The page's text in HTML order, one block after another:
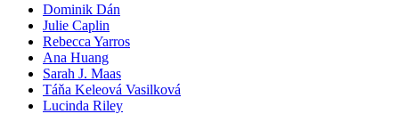
Dominik Dán
Julie Caplin
Rebecca Yarros
Ana Huang
Sarah J. Maas
Táňa Keleová Vasilková
Lucinda Riley